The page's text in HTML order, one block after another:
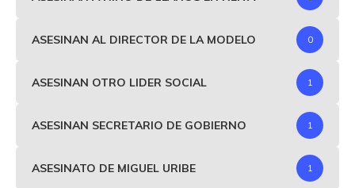
ASESINAN AL DIRECTOR DE LA MODELO 0
ASESINAN OTRO LIDER SOCIAL 1
ASESINAN SECRETARIO DE GOBIERNO 1
ASESINATO DE MIGUEL URIBE 1